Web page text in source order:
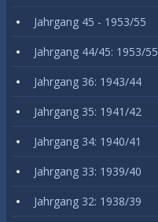
Jahrgang 45 - 1953/55
Jahrgang 44/45: 1953/55
Jahrgang 36: 1943/44
Jahrgang 35: 1941/42
Jahrgang 34: 1940/41
Jahrgang 33: 1939/40
Jahrgang 32: 1938/39